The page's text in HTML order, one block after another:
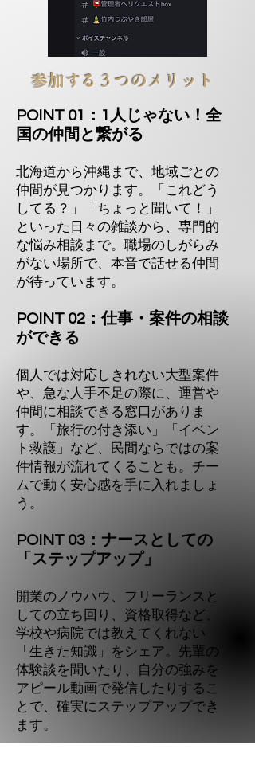
参加する３つのメリット
POINT 01： 1人じゃない！全
国の仲間と繋がる
北海道から沖縄まで、地域ごとの
仲間が見つかります。「これどう
してる？」「ちょっと聞いて！」
といった日々の雑談から、専門的
な悩み相談まで。職場のしがらみ
がない場所で、本音で話せる仲間
が待っています。
POINT 02：仕事・案件の相談
ができる
個人では対応しきれない大型案件
や、急な人手不足の際に、運営や
仲間に相談できる窓口がありま
す。「旅行の付き添い」「イベン
ト救護」など、民間ならではの案
件情報が流れてくることも。チー
ムで動く安心感を手に入れましょ
う。
POINT 03：ナースとしての
「ステップアップ」
開業のノウハウ、フリーランスと
しての立ち回り、資格取得など、
学校や病院では教えてくれない
「生きた知識」をシェア。先輩の
体験談を聞いたり、自分の強みを
アピール動画で発信したりするこ
とで、確実にステップアップでき
ます。